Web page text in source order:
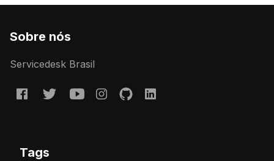
Sobre nós
Servicedesk Brasil
Tags